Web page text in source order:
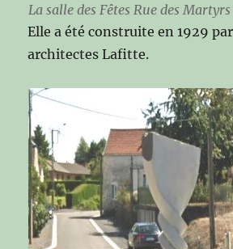
La salle des Fêtes Rue des Martyrs
Elle a été construite en 1929
architectes Lafitte.